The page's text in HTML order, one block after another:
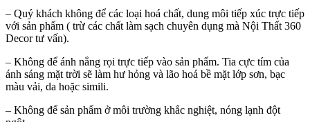
– Quý khách không để các loại hoá chất, dung môi tiếp xúc trực tiếp
với sản phẩm ( trừ các chất làm sạch chuyên dụng mà Nội Thất 360
Decor tư vấn).
– Không để ánh nắng rọi trực tiếp vào sản phẩm. Tia cực tím của
ánh sáng mặt trời sẽ làm hư hỏng và lão hoá bề mặt lớp sơn, bạc
màu vải, da hoặc simili.
– Không để sản phẩm ở môi trường khắc nghiệt, nóng lạnh đột